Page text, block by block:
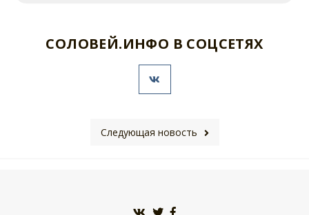
СОЛОВЕЙ.ИНФО В СОЦСЕТЯХ
Следующая новость